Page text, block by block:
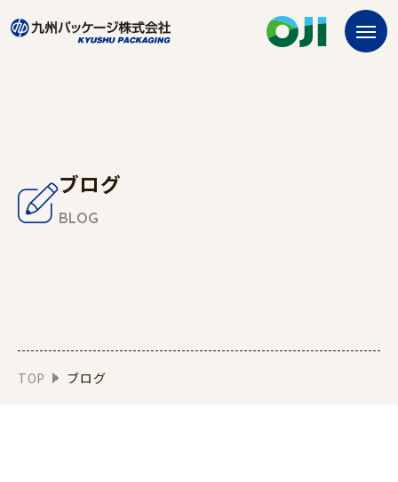
ブログ
BLOG
TOP ブログ